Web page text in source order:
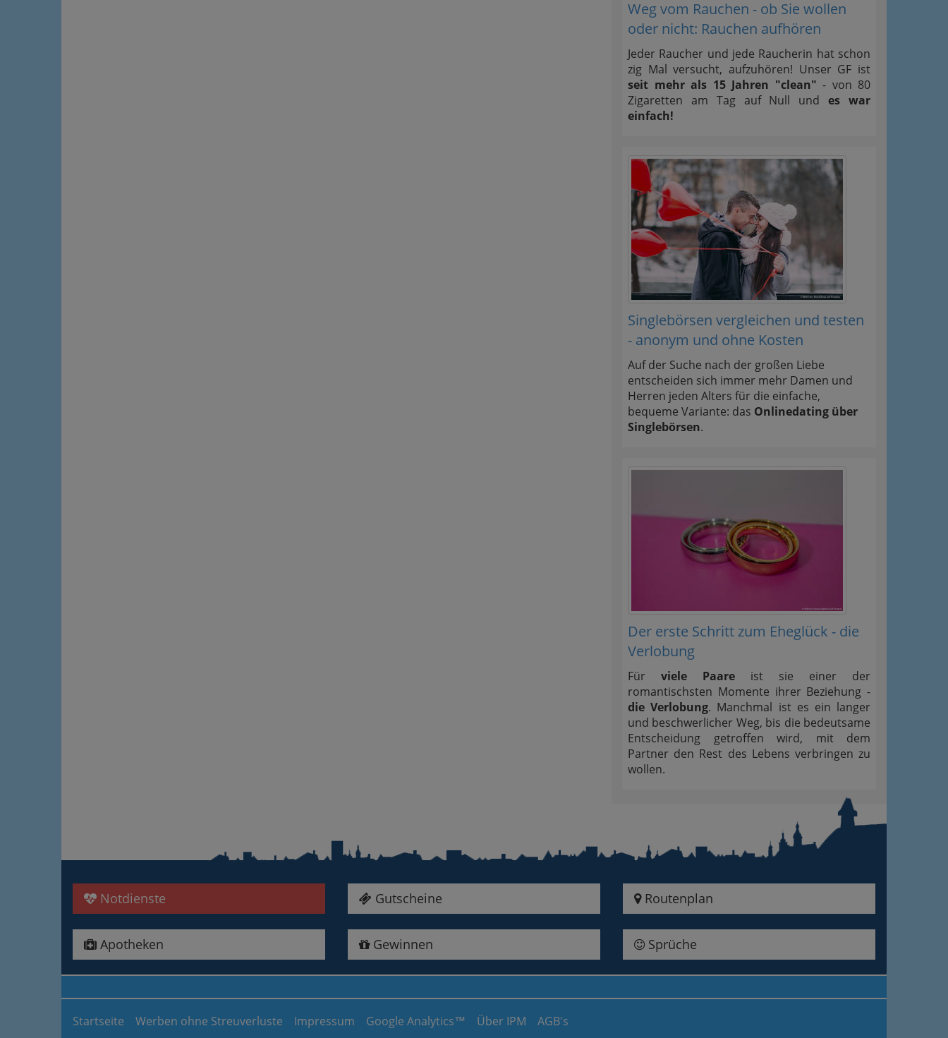
Weg vom Rauchen - ob Sie wollen
oder nicht: Rauchen aufhören
Jeder Raucher und jede Raucherin hat schon
zig Mal versucht, aufzuhören! Unser GF ist
seit mehr als 15 Jahren "clean" - von 80
Zigaretten am Tag auf Null undes war
einfach!
Singlebörsen vergleichen und testen
- anonym und ohne Kosten
Auf der Suche nach der großen Liebe
entscheiden sich immer mehr Damen und
Herren jeden Alters für die einfache,
bequeme Variante: das Onlinedating über
Singlebörsen.
Der erste Schritt zum Eheglück - die
Verlobung
Für viele Paare ist sie einer der
romantischsten Momente ihrer Beziehung -
die Verlobung. Manchmal ist es ein langer
und beschwerlicher Weg, bis die bedeutsame
Entscheidung getroffen wird, mit dem
Partner den Rest des Lebens verbringen zu
wollen.
Notdienste
Apotheken
Gutscheine
Gewinnen
Routenplan
Sprüche
Startseite Werben ohne Streuverluste Impressum Google Analytics™ Über IPM AGB's